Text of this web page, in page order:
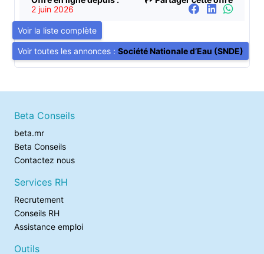
2 juin 2026
Voir la liste complète
Voir toutes les annonces : Société Nationale d’Eau (SNDE)
Beta Conseils
beta.mr
Beta Conseils
Contactez nous
Services RH
Recrutement
Conseils RH
Assistance emploi
Outils